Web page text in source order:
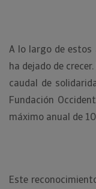
A lo largo de estos
ha dejado de
caudal de
Fundación
máximo anual de
Este